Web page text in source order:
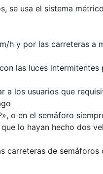
se usa el sistema
h y por las carreteras a
las luces
los usuarios que
o en el semáforo
lo hayan hecho dos
carreteras de